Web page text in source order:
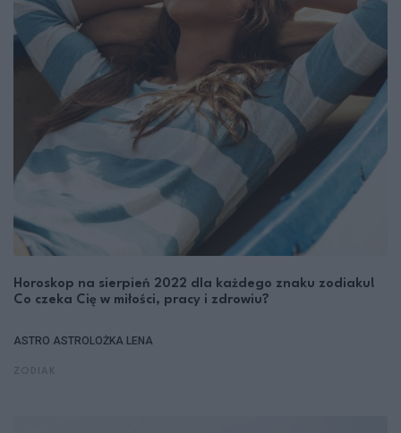
Horoskop na sierpień 2022 dla każdego znaku zodiaku!
Co czeka Cię w miłości, pracy i zdrowiu?
ASTRO ASTROLOŻKA LENA